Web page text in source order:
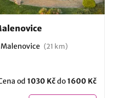
Malenovice (21 km)
od 1030 Kčdo1600 Kč